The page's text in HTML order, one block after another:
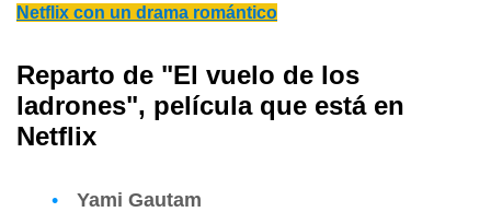
Netflix con un drama romántico
Reparto de "El vuelo de los
ladrones", película que está en
Netflix
Yami Gautam